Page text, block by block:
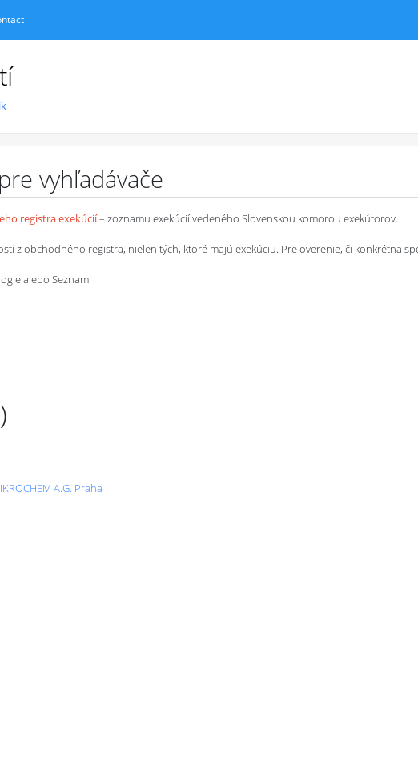
vyhľadávače
registra exekúcií– zoznamu exekúcií vedeného Slovenskou komorou exekútorov.
z obchodného registra, nielen tých, ktoré majú exekúciu. Pre overenie, či konkrétna
alebo Seznam.
)
A.G. Praha